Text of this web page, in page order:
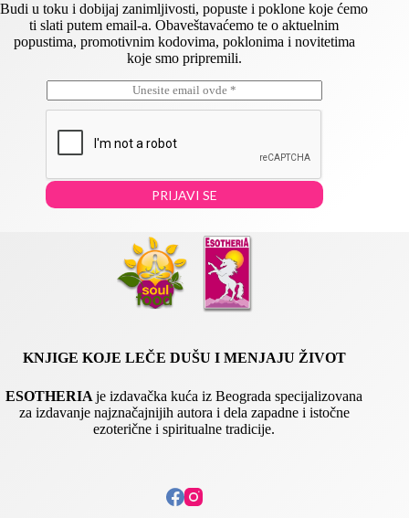
Budi u toku i dobijaj zanimljivosti, popuste i poklone koje ćemo
ti slati putem email-a. Obaveštavaćemo te o aktuelnim
popustima, promotivnim kodovima, poklonima i novitetima
koje smo pripremili.
m
m
a
m
PRIJAVI SE
KNJIGE KOJE LEČE DUŠU I MENJAJU ŽIVOT
ESOTHERIAje izdavačka kuća iz Beograda specijalizovana
za izdavanje najznačajnijih autora i dela zapadne i istočne
ezoterične i spiritualne tradicije.